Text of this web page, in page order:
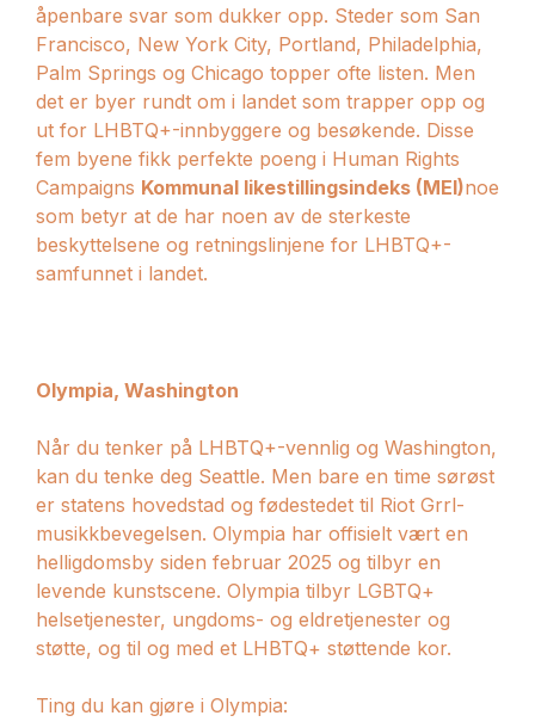
åpenbare svar som dukker opp. Steder som San
Francisco, New York City, Portland, Philadelphia,
Palm Springs og Chicago topper ofte listen. Men
det er byer rundt om i landet som trapper opp og
ut for LHBTQ+-innbyggere og besøkende. Disse
fem byene fikk perfekte poeng i Human Rights
Campaigns Kommunal likestillingsindeks (MEI)noe
som betyr at de har noen av de sterkeste
beskyttelsene og retningslinjene for LHBTQ+-
samfunnet i landet.
Olympia, Washington
Når du tenker på LHBTQ+-vennlig og Washington,
kan du tenke deg Seattle. Men bare en time sørøst
er statens hovedstad og fødestedet til Riot Grrl-
musikkbevegelsen. Olympia har offisielt vært en
helligdomsby siden februar 2025 og tilbyr en
levende kunstscene. Olympia tilbyr LGBTQ+
helsetjenester, ungdoms- og eldretjenester og
støtte, og til og med et LHBTQ+ støttende kor.
Ting du kan gjøre i Olympia: